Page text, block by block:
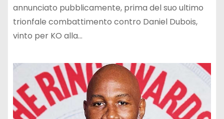
annunciato pubblicamente, prima del suo ultimo
trionfale combattimento contro Daniel Dubois,
vinto per KO alla…